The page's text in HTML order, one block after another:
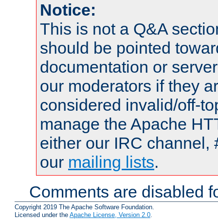
Notice:
This is not a Q&A
should be pointed
documentation or
our moderators if they
considered invalid/off-
manage the Apache
either our IRC channel,
our mailing lists.
Comments are disabled
Copyright 2019 The Apache Software Foundation.
Licensed under the Apache License, Version 2.0.